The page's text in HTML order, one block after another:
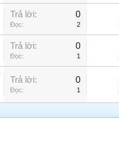
Trả lời: 0
Đọc: 2
Trả lời: 0
Đọc: 1
Trả lời: 0
Đọc: 1